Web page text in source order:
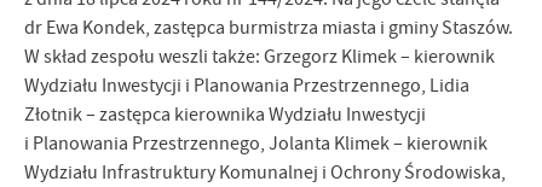
dr Ewa Kondek, zastępca burmistrza miasta i gminy Staszów.
W skład zespołu weszli także: Grzegorz Klimek – kierownik
Wydziału Inwestycji i Planowania Przestrzennego, Lidia
Złotnik – zastępca kierownika Wydziału Inwestycji
i Planowania Przestrzennego, Jolanta Klimek – kierownik
Wydziału Infrastruktury Komunalnej i Ochrony Środowiska,